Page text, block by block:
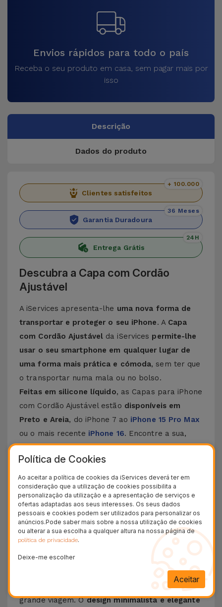
Envios rápidos para todo o país
Receba o seu produto em casa, sem pagar mais por
isso
Descrição
Dados do produto
Clientes satisfeitos
+ 100.000
Garantia Duradoura
36 Meses
Entrega Grátis
24H
Descubra a Capa com Cordão
Ajustável
A iServices apresenta-lhe uma nova forma de
transportar e proteger o seu iPhone. A Capa
com Cordão Ajustável da iServices permite-lhe
usar o seu smartphone em qualquer lugar de
uma forma mais prática e cómoda, sem ter que
o transportar numa mala ou no bolso.
Feitas em silicone líquido, as Capas para iPhone
com Cordão Ajustável estão disponíveis em
Preto e Areia, do iPhone 7 ao iPhone 15 Pro Max
ou o mais recente iPhone 16. Encontre a sua,
tendo em conta as suas necessidades e gostos.
Estas capas para iPhone foram criadas para
que tire partido de um maior conforto e
versatilidade. Falando agora do cordão
ajustável, este permite-lhe personalizar o
comprimento tendo em conta com as suas
necessidades, ao mesmo tempo que garante
que o seu iPhone esteja sempre ao seu alcance,
quando precisar. Trata-se de uma Capa iPhone
, seja ele mais
movimentado, um passeio ao ar livre ou uma
grande viagem. Odesign minimalista e elegante
Política de Cookies
Ao aceitar a política de cookies da iServices deverá ter em
consideração que a utilização de cookies possibilita a
personalização da utilização e a apresentação de serviços e
ofertas adaptadas aos seus interesses. Os seus dados
pessoais e cookies podem ser utilizados para personalizar os
anúncios.Pode saber mais sobre a nossa utilização de cookies
ou alterar a sua escolha a qualquer altura na nossa página de
política de privacidade.
Deixe-me escolher
Aceitar